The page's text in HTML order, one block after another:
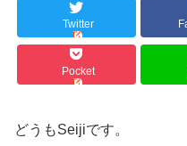
Twitter
Pocket
どうもSeijiです。